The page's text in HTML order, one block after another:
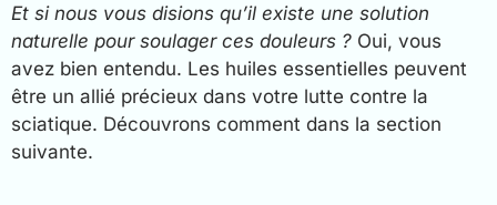
Et si nous vous disions qu’il existe une solution
naturelle pour soulager ces douleurs ? Oui, vous
avez bien entendu. Les huiles essentielles peuvent
être un allié précieux dans votre lutte contre la
sciatique. Découvrons comment dans la section
suivante.